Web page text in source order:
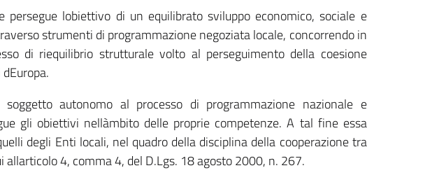
persegue lobiettivo di un equilibrato sviluppo economico, sociale e
strumenti di programmazione negoziata locale, concorrendo in
di riequilibrio strutturale volto al perseguimento della coesione
autonomo al processo di programmazione nazionale e
gli obiettivi nellàmbito delle proprie competenze. A tal fine essa
degli Enti locali, nel quadro della disciplina della cooperazione tra
allarticolo 4, comma 4, del D.Lgs. 18 agosto 2000, n. 267.